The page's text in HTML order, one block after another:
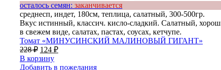
осталось семян: заканчивается
среднесп, индет, 180см, теплица, салатный, 300-500гр.
Вкус истинный, классич. кисло-сладкий. Салатный, хорош
в свежем виде, салатах, пастах, соусах, кетчупе.
Томат «МИНУСИНСКИЙ МАЛИНОВЫЙ ГИГАНТ»
228₽ 124 ₽
В корзину
Добавить в пожелания